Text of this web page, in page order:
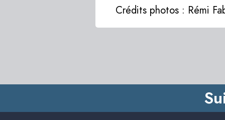
Crédits photos : Rémi